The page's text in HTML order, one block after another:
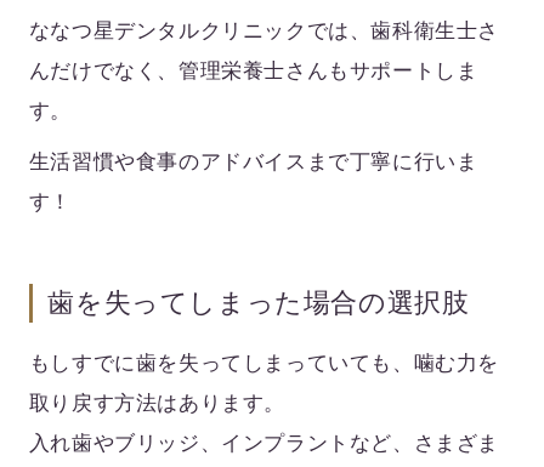
ななつ星デンタルクリニックでは、歯科衛生士さ
んだけでなく、管理栄養士さんもサポートしま
す。
生活習慣や食事のアドバイスまで丁寧に行いま
す！
歯を失ってしまった場合の選択肢
もしすでに歯を失ってしまっていても、噛む力を
取り戻す方法はあります。
入れ歯やブリッジ、インプラントなど、さまざま